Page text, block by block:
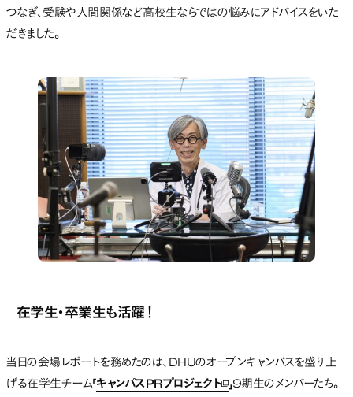
つなぎ、受験や人間関係など高校生ならではの悩みにアドバイスをいた
だきました。
在学生・卒業生も活躍！
当日の会場レポートを務めたのは、DHUのオープンキャンパスを盛り上
げる在学生チーム「キャンパスPRプロジェクト新しいタブで開く
」9期生のメンバーたち。